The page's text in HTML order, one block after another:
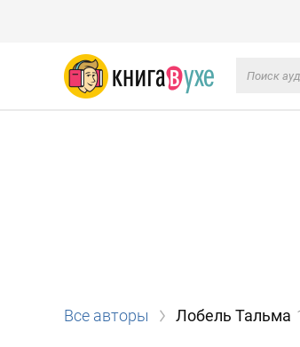
Все авторы Лобель Тальма